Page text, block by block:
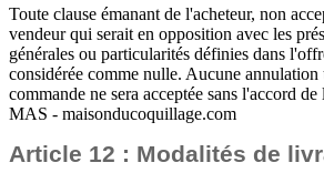
Toute clause émanant de l'acheteur, non
vendeur qui serait en opposition avec les
générales ou particularités définies dans
considérée comme nulle. Aucune annulation
commande ne sera acceptée sans l'accord
MAS - maisonducoquillage.com
Article 12 : Modalités de